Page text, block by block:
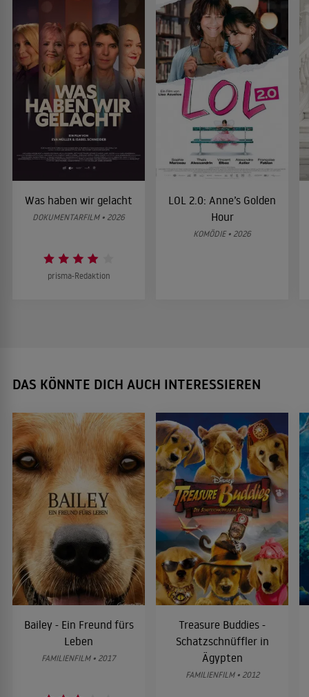
Was haben wir gelacht
DOKUMENTARFILM • 2026
prisma-Redaktion
LOL 2.0: Anne’s Golden
Hour
KOMÖDIE • 2026
DAS KÖNNTE DICH AUCH INTERESSIEREN
Bailey - Ein Freund fürs
Leben
FAMILIENFILM • 2017
Treasure Buddies -
Schatzschnüffler in
Ägypten
FAMILIENFILM • 2012